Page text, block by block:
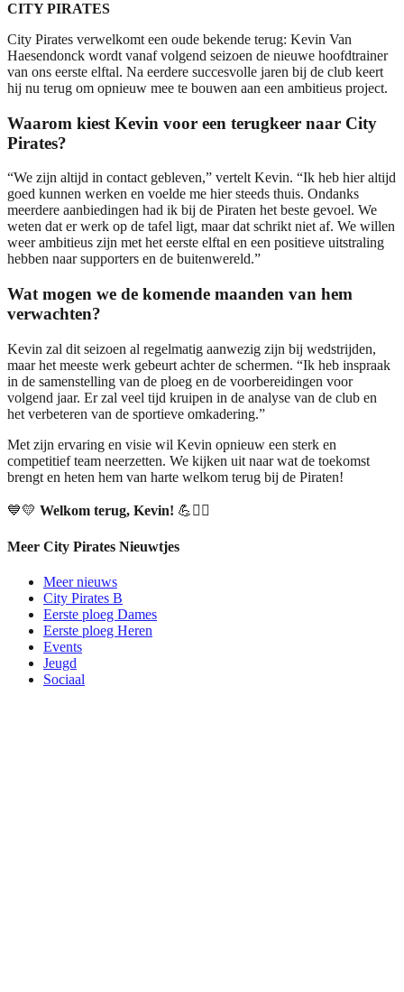
CITY PIRATES
City Pirates verwelkomt een oude bekende terug: Kevin Van
Haesendonck wordt vanaf volgend seizoen de nieuwe hoofdtrainer
van ons eerste elftal. Na eerdere succesvolle jaren bij de club keert
hij nu terug om opnieuw mee te bouwen aan een ambitieus project.
Waarom kiest Kevin voor een terugkeer naar City
Pirates?
“We zijn altijd in contact gebleven,” vertelt Kevin. “Ik heb hier altijd
goed kunnen werken en voelde me hier steeds thuis. Ondanks
meerdere aanbiedingen had ik bij de Piraten het beste gevoel. We
weten dat er werk op de tafel ligt, maar dat schrikt niet af. We willen
weer ambitieus zijn met het eerste elftal en een positieve uitstraling
hebben naar supporters en de buitenwereld.”
Wat mogen we de komende maanden van hem
verwachten?
Kevin zal dit seizoen al regelmatig aanwezig zijn bij wedstrijden,
maar het meeste werk gebeurt achter de schermen. “Ik heb inspraak
in de samenstelling van de ploeg en de voorbereidingen voor
volgend jaar. Er zal veel tijd kruipen in de analyse van de club en
het verbeteren van de sportieve omkadering.”
Met zijn ervaring en visie wil Kevin opnieuw een sterk en
competitief team neerzetten. We kijken uit naar wat de toekomst
brengt en heten hem van harte welkom terug bij de Piraten!
💙💛 Welkom terug, Kevin! 💪🏴‍☠️
Meer City Pirates Nieuwtjes
Meer nieuws
City Pirates B
Eerste ploeg Dames
Eerste ploeg Heren
Events
Jeugd
Sociaal